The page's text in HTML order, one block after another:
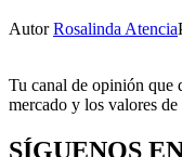
AutorRosalinda Atencia
Tu canal de opinión que
mercado y los valores
SÍGUENOS